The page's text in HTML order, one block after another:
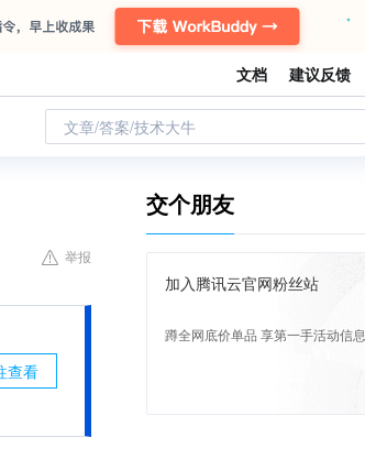
文档 建议反馈
文章/答案/技术大牛
举报
查看
交个朋友
加入腾讯云官网粉丝站
蹲全网底价单品 享第一手活动信息